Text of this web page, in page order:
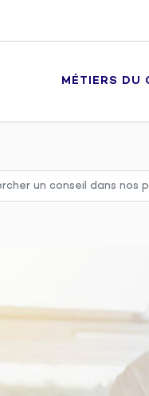
MÉTIERS DU